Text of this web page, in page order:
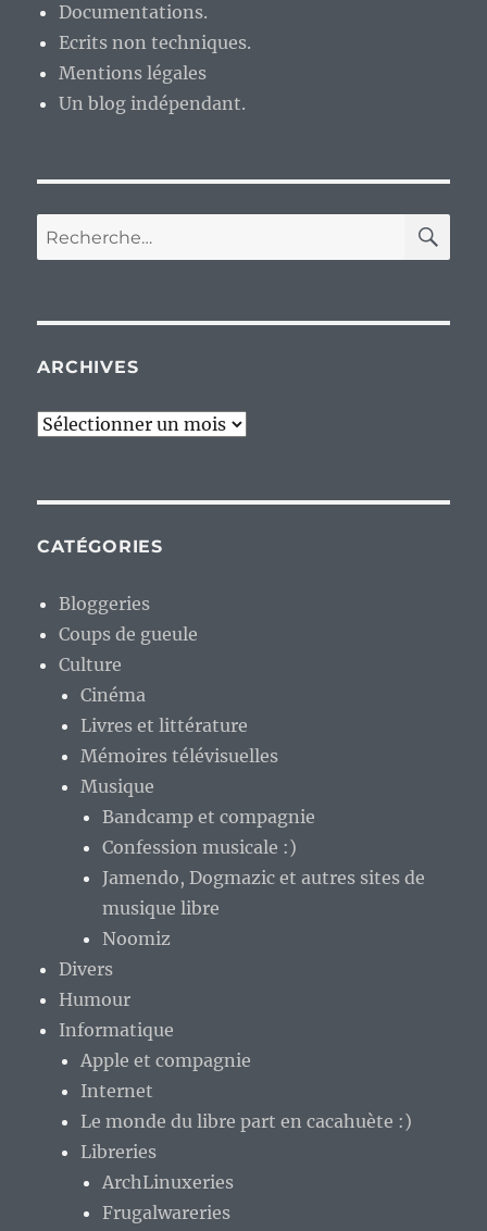
Documentations.
Ecrits non techniques.
Mentions légales
Un blog indépendant.
Recherche
pour :
ARCHIVES
Archives
CATÉGORIES
Bloggeries
Coups de gueule
Culture
Cinéma
Livres et littérature
Mémoires télévisuelles
Musique
Bandcamp et compagnie
Confession musicale :)
Jamendo, Dogmazic et autres sites de
musique libre
Noomiz
Divers
Humour
Informatique
Apple et compagnie
Internet
Le monde du libre part en cacahuète :)
Libreries
ArchLinuxeries
Frugalwareries